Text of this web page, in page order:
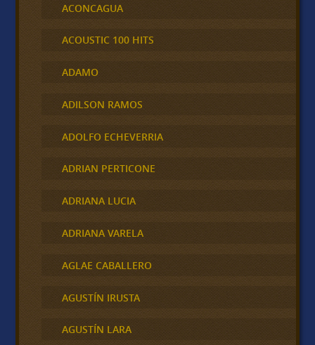
ACONCAGUA
ACOUSTIC 100 HITS
ADAMO
ADILSON RAMOS
ADOLFO ECHEVERRIA
ADRIAN PERTICONE
ADRIANA LUCIA
ADRIANA VARELA
AGLAE CABALLERO
AGUSTÍN IRUSTA
AGUSTÍN LARA